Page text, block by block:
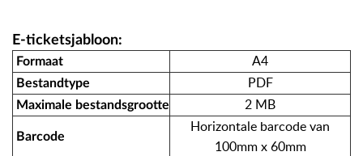
E-ticketsjabloon:
Formaat A4
Bestandtype PDF
Maximale bestandsgrootte 2 MB
Barcode
Horizontale barcode van
100mm x 60mm